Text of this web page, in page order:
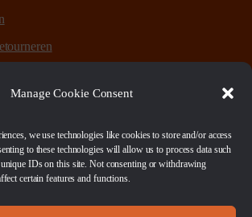
Manage Cookie Consent
we use technologies like cookies to store and/or access
to these technologies will allow us to process data such
IDs on this site. Not consenting or withdrawing
certain features and functions.
en Zo
een webshop voor table-top games en
ruwe materialen, bases en sokkels.